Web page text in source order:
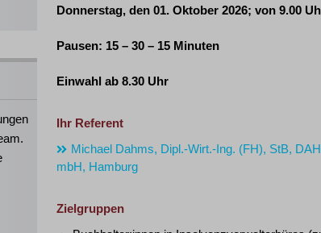
Donnerstag, den 01. Oktober 2026; von 9.00
Pausen: 15 – 30 – 15 Minuten
Einwahl ab 8.30 Uhr
Ihr Referent
Michael Dahms, Dipl.-Wirt.-Ing. (FH), StB,
mbH, Hamburg
Zielgruppen